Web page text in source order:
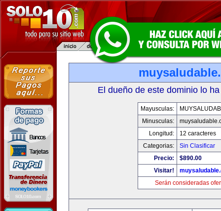
El dueño de este dominio lo
Mayusculas:
Minusculas:
Longitud:
12 caracteres
Categorias:
Sin Clasificar
Precio:
$890.00
Visitar!
Serán consideradas